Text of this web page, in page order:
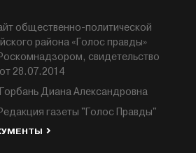
общественно-политической
района «Голос правды»
свидетельство
28.07.2014
Горбань Диана Александровна
газеты "Голос Правды"